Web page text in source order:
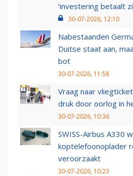
‘investering betaalt
30-07-2026, 12:10
Nabestaanden
Duitse staat aan,
bot
30-07-2026, 11:58
Vraag naar
druk door oorlog in
30-07-2026, 10:36
SWISS-Airbus A330
koptelefoonoplader
veroorzaakt
30-07-2026, 10:23